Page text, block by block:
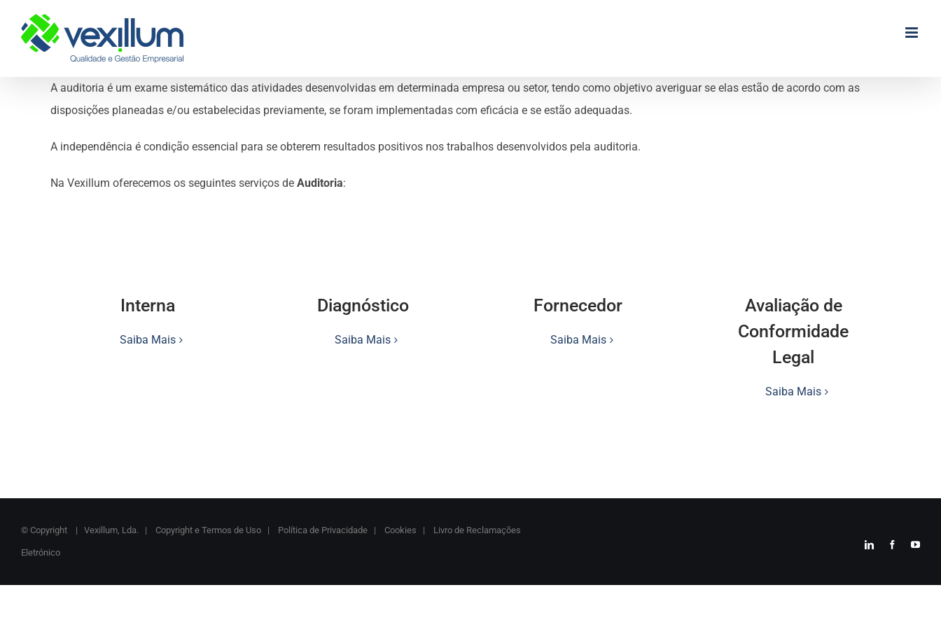
content
A auditoria é um exame sistemático das atividades desenvolvidas em determinada empresa ou setor, tendo como objetivo averiguar se elas estão de acordo com as
disposições planeadas e/ou estabelecidas previamente, se foram implementadas com eficácia e se estão adequadas.
A independência é condição essencial para se obterem resultados positivos nos trabalhos desenvolvidos pela auditoria.
Na Vexillum oferecemos os seguintes serviços de Auditoria:
Interna
Saiba Mais
Diagnóstico
Saiba Mais
Fornecedor
Saiba Mais
Avaliação de
Conformidade
Legal
Saiba Mais
© Copyright | Vexillum, Lda. | Copyright e Termos de Uso | Política de Privacidade | Cookies | Livro de Reclamações
Eletrónico
LinkedInFacebook